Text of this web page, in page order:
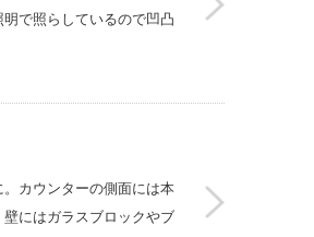
で照らしているので凹凸
カウンターの側面には本
にはガラスブロックやブ